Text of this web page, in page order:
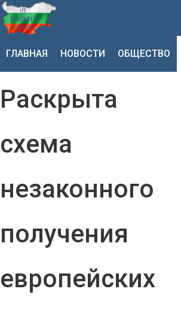
ГЛАВНАЯ НОВОСТИ ОБЩЕСТВО
Раскрыта
схема
незаконного
получения
европейских